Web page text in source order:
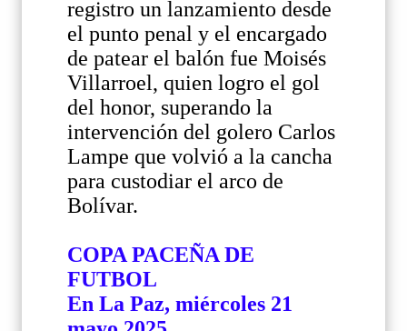
registro un lanzamiento desde
el punto penal y el encargado
de patear el balón fue Moisés
Villarroel, quien logro el gol
del honor, superando la
intervención del golero Carlos
Lampe que volvió a la cancha
para custodiar el arco de
Bolívar.
COPA PACEÑA DE
FUTBOL
En La Paz, miércoles 21